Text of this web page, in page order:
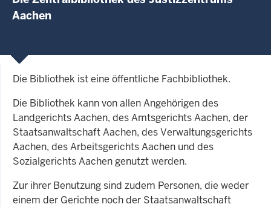
Aachen
Die Bibliothek ist eine öffentliche Fachbibliothek.
Die Bibliothek kann von allen Angehörigen des
Landgerichts Aachen, des Amtsgerichts Aachen, der
Staatsanwaltschaft Aachen, des Verwaltungsgerichts
Aachen, des Arbeitsgerichts Aachen und des
Sozialgerichts Aachen genutzt werden.
Zur ihrer Benutzung sind zudem Personen, die weder
einem der Gerichte noch der Staatsanwaltschaft